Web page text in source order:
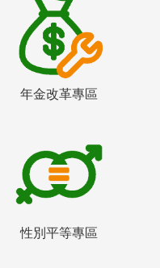
年金改革專區
性別平等專區